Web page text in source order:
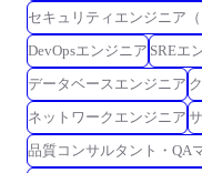
セキュリティエンジニア（
DevOpsエンジニア SREエ
データベースエンジニア
ネットワークエンジニア
品質コンサルタント・QA